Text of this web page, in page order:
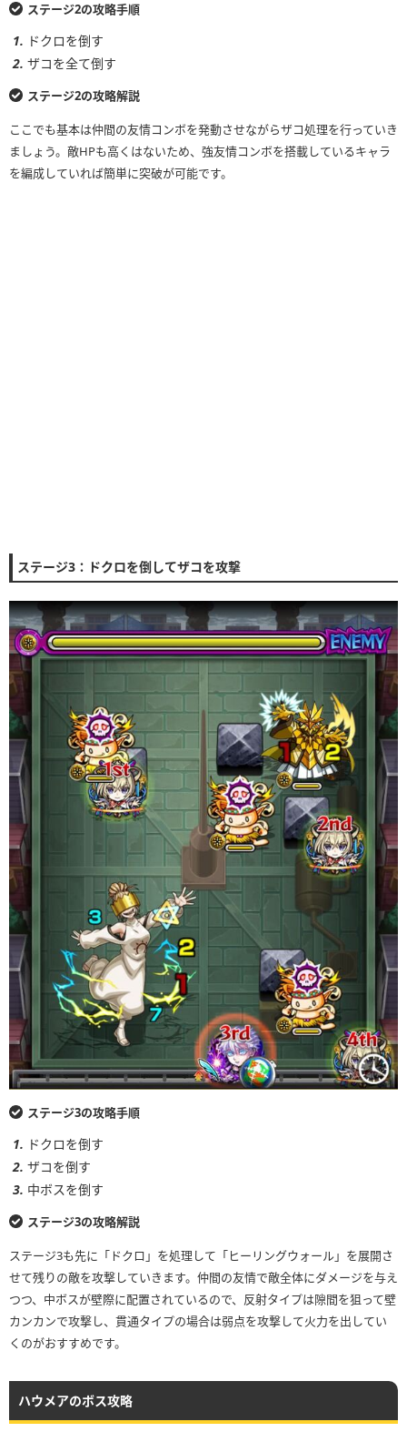
ステージ2の攻略手順
ドクロを倒す
ザコを全て倒す
ステージ2の攻略解説
ここでも基本は仲間の友情コンボを発動させながらザコ処理を行っていき
ましょう。敵HPも高くはないため、強友情コンボを搭載しているキャラ
を編成していれば簡単に突破が可能です。
ステージ3：ドクロを倒してザコを攻撃
ステージ3の攻略手順
ドクロを倒す
ザコを倒す
中ボスを倒す
ステージ3の攻略解説
ステージ3も先に「ドクロ」を処理して「ヒーリングウォール」を展開さ
せて残りの敵を攻撃していきます。仲間の友情で敵全体にダメージを与え
つつ、中ボスが壁際に配置されているので、反射タイプは隙間を狙って壁
カンカンで攻撃し、貫通タイプの場合は弱点を攻撃して火力を出してい
くのがおすすめです。
ハウメアのボス攻略